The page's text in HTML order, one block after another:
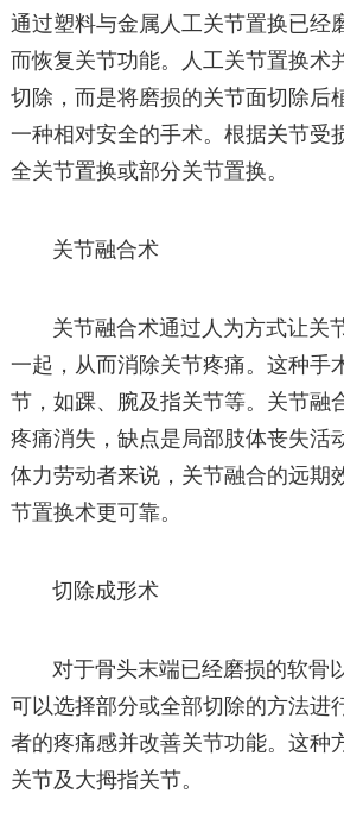
通过塑料与金属人工关节置换已经
而恢复关节功能。人工关节置换术
切除，而是将磨损的关节面切除后
一种相对安全的手术。根据关节受
全关节置换或部分关节置换。
关节融合术
关节融合术通过人为方式让关
一起，从而消除关节疼痛。这种手
节，如踝、腕及指关节等。关节融
疼痛消失，缺点是局部肢体丧失活
体力劳动者来说，关节融合的远期
节置换术更可靠。
切除成形术
对于骨头末端已经磨损的软骨
可以选择部分或全部切除的方法进
者的疼痛感并改善关节功能。这种
关节及大拇指关节。